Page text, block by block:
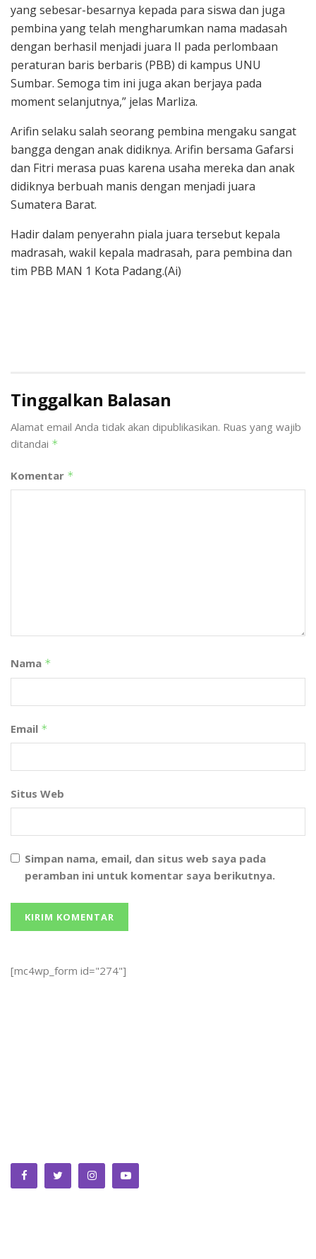
yang sebesar-besarnya kepada para siswa dan juga
pembina yang telah mengharumkan nama madasah
dengan berhasil menjadi juara II pada perlombaan
peraturan baris berbaris (PBB) di kampus UNU
Sumbar. Semoga tim ini juga akan berjaya pada
moment selanjutnya,” jelas Marliza.
Arifin selaku salah seorang pembina mengaku sangat
bangga dengan anak didiknya. Arifin bersama Gafarsi
dan Fitri merasa puas karena usaha mereka dan anak
didiknya berbuah manis dengan menjadi juara
Sumatera Barat.
Hadir dalam penyerahn piala juara tersebut kepala
madrasah, wakil kepala madrasah, para pembina dan
tim PBB MAN 1 Kota Padang.(Ai)
Tinggalkan Balasan
Alamat email Anda tidak akan dipublikasikan. Ruas yang wajib
ditandai *
Komentar *
Nama *
Email *
Situs Web
Simpan nama, email, dan situs web saya pada
peramban ini untuk komentar saya berikutnya.
[mc4wp_form id="274"]